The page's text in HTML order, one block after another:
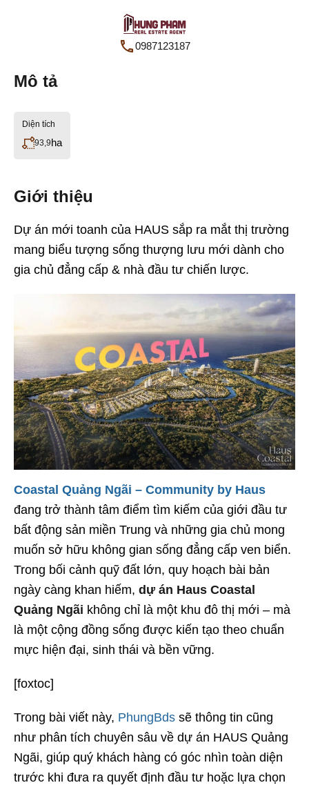
0987123187
Mô tả
Diện tích
93,9ha
Giới thiệu
Dự án mới toanh của HAUS sắp ra mắt thị trường
mang biểu tượng sống thượng lưu mới dành cho
gia chủ đẳng cấp & nhà đầu tư chiến lược.
Coastal Quảng Ngãi – Community by Haus
đang trở thành tâm điểm tìm kiếm của giới đầu tư
bất động sản miền Trung và những gia chủ mong
muốn sở hữu không gian sống đẳng cấp ven biển.
Trong bối cảnh quỹ đất lớn, quy hoạch bài bản
ngày càng khan hiếm, dự án Haus Coastal
Quảng Ngãi không chỉ là một khu đô thị mới – mà
là một cộng đồng sống được kiến tạo theo chuẩn
mực hiện đại, sinh thái và bền vững.
[foxtoc]
Trong bài viết này, PhungBds sẽ thông tin cũng
như phân tích chuyên sâu về dự án HAUS Quảng
Ngãi, giúp quý khách hàng có góc nhìn toàn diện
trước khi đưa ra quyết định đầu tư hoặc lựa chọn